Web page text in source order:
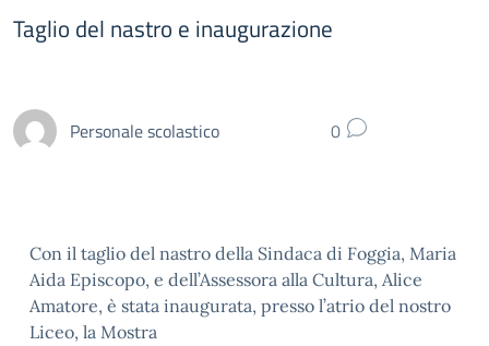
Taglio del nastro e inaugurazione
Personale scolastico 0
Con il taglio del nastro della Sindaca di Foggia, Maria
Aida Episcopo, e dell’Assessora alla Cultura, Alice
Amatore, è stata inaugurata, presso l’atrio del nostro
Liceo, la Mostra